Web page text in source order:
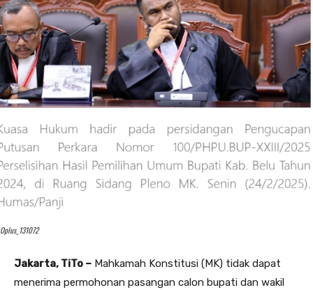
Oplus_131072
Jakarta, TiTo – Mahkamah Konstitusi (MK) tidak dapat
menerima permohonan pasangan calon bupati dan wakil